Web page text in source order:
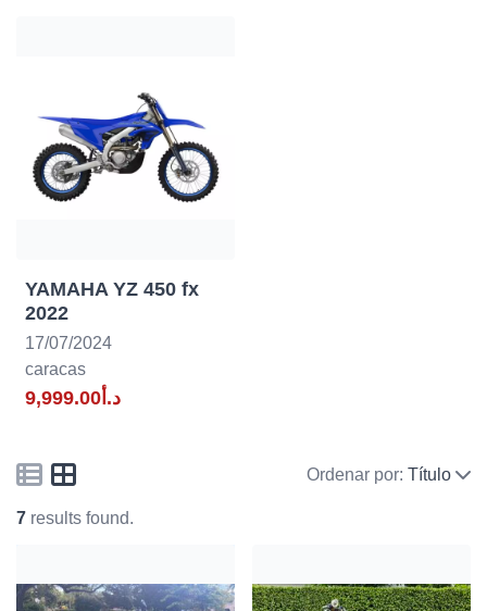
YAMAHA YZ 450 fx
2022
17/07/2024
caracas
د.أ9,999.00
Ordenar por: Título
7 results found.